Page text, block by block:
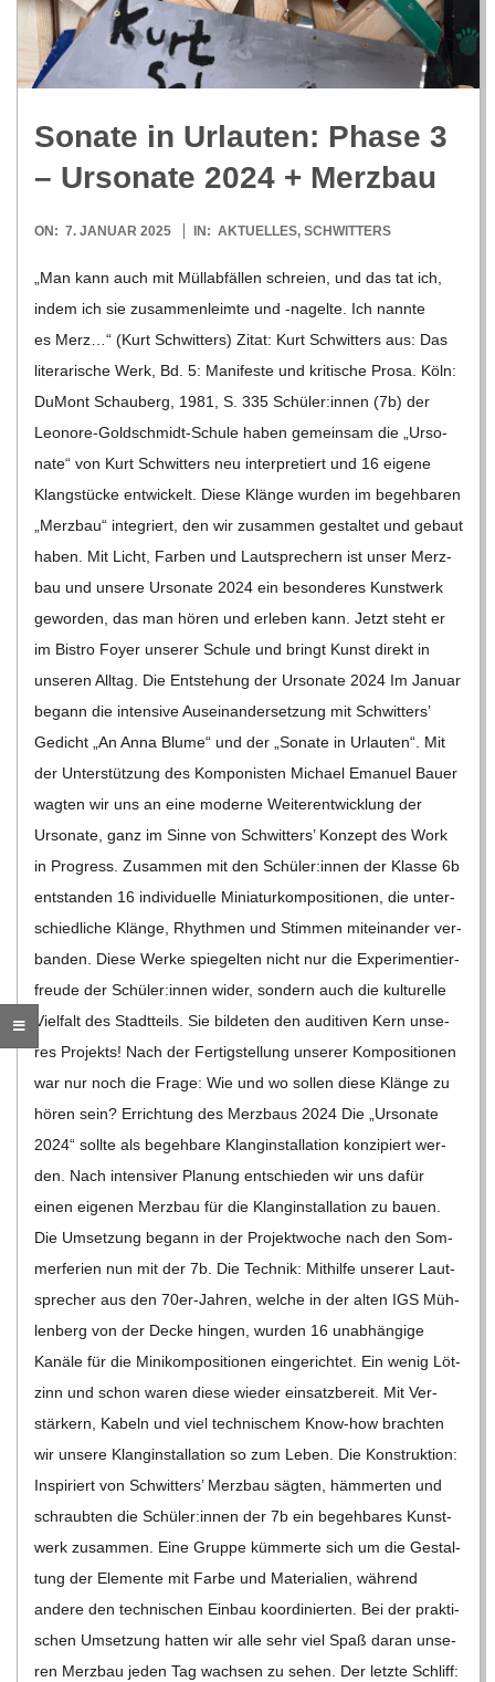
R
E
-
G
O
L
D
S
C
H
M
D
T
-
S
C
H
U
L
E
Sonate in Urlau­ten: Phase 3
– Urso­nate 2024 + Merzbau
2025-
07
ON: 7. JANUAR 2025 IN: AKTUELLES, SCHWITTERS
„Man kann auch mit Müll­ab­fäl­len schreien, und das tat ich,
indem ich sie zusam­men­leimte und ‑nagelte. Ich nannte
es Merz…“ (Kurt Schwit­ters) Zitat: Kurt Schwit­ters aus: Das
lite­ra­ri­sche Werk, Bd. 5: Mani­feste und kri­ti­sche Prosa. Köln:
DuMont Schau­berg, 1981, S. 335 Schüler:innen (7b) der
Leo­­nore-Gol­d­­schmidt-Schule haben gemein­sam die „Urso­
nate“ von Kurt Schwit­ters neu inter­pre­tiert und 16 eigene
Klang­stü­cke ent­wi­ckelt. Diese Klänge wur­den im begeh­ba­ren
„Merz­bau“ inte­griert, den wir zusam­men gestal­tet und gebaut
haben. Mit Licht, Far­ben und Laut­spre­chern ist unser Merz­
bau und unsere Urso­nate 2024 ein beson­de­res Kunst­werk
gewor­den, das man hören und erle­ben kann. Jetzt steht er
im Bis­tro Foyer unse­rer Schule und bringt Kunst direkt in
unse­ren All­tag. Die Ent­ste­hung der Urso­nate 2024 Im Januar
begann die inten­sive Aus­ein­an­der­set­zung mit Schwit­ters’
Gedicht „An Anna Blume“ und der „Sonate in Urlau­ten“. Mit
der Unter­stüt­zung des Kom­po­nis­ten Michael Ema­nuel Bauer
wag­ten wir uns an eine moderne Wei­ter­ent­wick­lung der
Urso­nate, ganz im Sinne von Schwit­ters’ Kon­zept des Work
in Pro­gress. Zusam­men mit den Schüler:innen der Klasse 6b
ent­stan­den 16 indi­vi­du­elle Minia­tur­kom­po­si­tio­nen, die unter­
schied­li­che Klänge, Rhyth­men und Stim­men mit­ein­an­der ver­
ban­den. Diese Werke spie­gel­ten nicht nur die Expe­ri­men­tier­
freude der Schüler:innen wider, son­dern auch die kul­tu­relle
Viel­falt des Stadt­teils. Sie bil­de­ten den audi­tiven Kern unse­
res Pro­jekts! Nach der Fer­tig­stel­lung unse­rer Kom­po­si­tio­nen
war nur noch die Frage: Wie und wo sol­len diese Klänge zu
hören sein? Errich­tung des Merz­baus 2024 Die „Urso­nate
2024“ sollte als begeh­bare Klang­in­stal­la­tion kon­zi­piert wer­
den. Nach inten­si­ver Pla­nung ent­schie­den wir uns dafür
einen eige­nen Merz­bau für die Klang­in­stal­la­tion zu bauen.
Die Umset­zung begann in der Pro­jekt­wo­che nach den Som­
mer­fe­rien nun mit der 7b. Die Tech­nik: Mit­hilfe unse­rer Laut­
spre­cher aus den 70er-Jah­­ren, wel­che in der alten IGS Müh­
len­berg von der Decke hin­gen, wur­den 16 unab­hän­gige
Kanäle für die Mini­kom­po­si­tio­nen ein­ge­rich­tet. Ein wenig Löt­
zinn und schon waren diese wie­der ein­satz­be­reit. Mit Ver­
stär­kern, Kabeln und viel tech­ni­schem Know-how brach­ten
wir unsere Klang­in­stal­la­tion so zum Leben. Die Kon­struk­tion:
Inspi­riert von Schwit­ters’ Merz­bau säg­ten, häm­mer­ten und
schraub­ten die Schüler:innen der 7b ein begeh­ba­res Kunst­
werk zusam­men. Eine Gruppe küm­merte sich um die Gestal­
tung der Ele­mente mit Farbe und Mate­ria­lien, wäh­rend
andere den tech­ni­schen Ein­bau koor­di­nier­ten. Bei der prak­ti­
schen Umset­zung hat­ten wir alle sehr viel Spaß daran unse­
ren Merz­bau jeden Tag wach­sen zu sehen. Der letzte Schliff: